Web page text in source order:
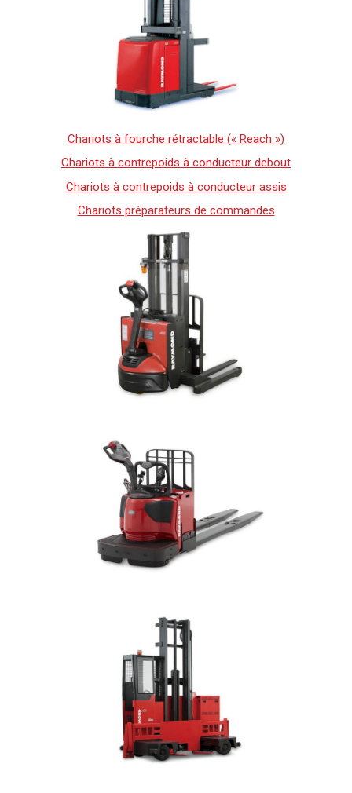
Chariots à fourche rétractable (« Reach »)
Chariots à contrepoids à conducteur debout
Chariots à contrepoids à conducteur assis
Chariots préparateurs de commandes